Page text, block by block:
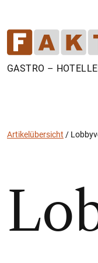
GASTRO –
Artikelübersicht /